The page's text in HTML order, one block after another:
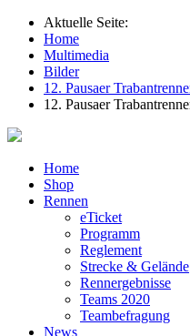
Aktuelle Seite:
Home
Multimedia
Bilder
12. Pausaer
12. Pausaer
Home
Shop
Rennen
eTicket
Programm
Reglement
Strecke & Gelände
Rennergebnisse
Teams 2020
Teambefragung
News